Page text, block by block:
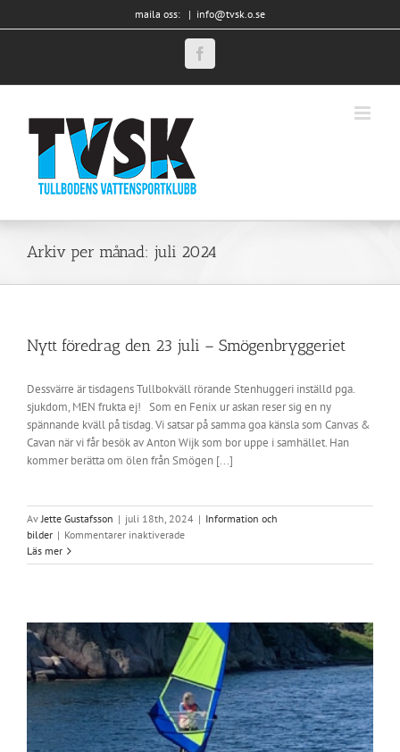
till
maila oss: | info@tvsk.o.se
Facebook
Arkiv per månad: juli 2024
Nytt föredrag den 23 juli – Smögenbryggeriet
Dessvärre är tisdagens Tullbokväll rörande Stenhuggeri inställd pga.
sjukdom, MEN frukta ej! Som en Fenix ur askan reser sig en ny
spännande kväll på tisdag. Vi satsar på samma goa känsla som Canvas &
Cavan när vi får besök av Anton Wijk som bor uppe i samhället. Han
kommer berätta om ölen från Smögen [...]
AvJette Gustafsson | juli 18th, 2024 | Information och
bilder | Kommentarer inaktiveradeför
föredrag
–
Smögenbryggeriet
Läs mer